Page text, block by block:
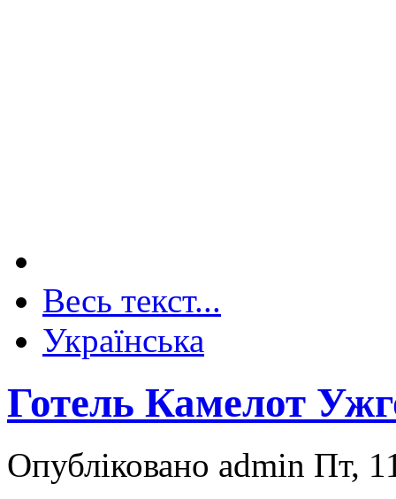
Весь текст...
Українська
Готель Камелот
Опубліковано admin Пт,